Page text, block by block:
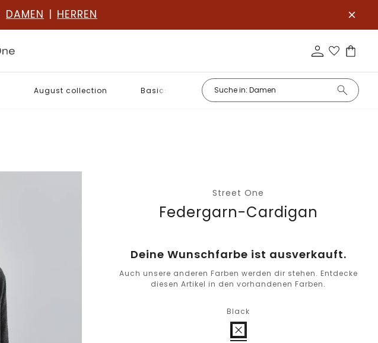
DAMEN | HERREN
August collection Basics
Street One
Federgarn-Cardigan
Deine Wunschfarbe ist ausverkauft.
Auch unsere anderen Farben werden dir stehen. Entdecke
diesen Artikel in den vorhandenen Farben.
Black